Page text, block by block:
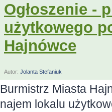
Ogłoszenie -
użytkowego
Hajnówce
Autor: Jolanta Stefaniuk
Burmistrz Miasta
najem lokalu